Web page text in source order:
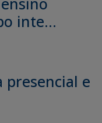
inte...
e